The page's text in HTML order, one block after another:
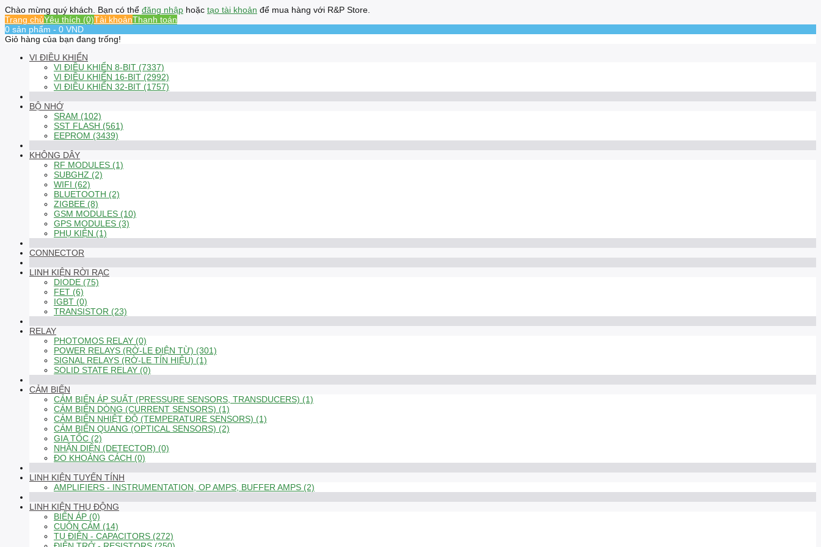
Chào mừng quý khách. Bạn có thể đăng nhập hoặc tạo tài khoản để mua hàng với R&P Store.
Trang chủYêu thích (0)Tài khoảnThanh toán
0 sản phẩm - 0 VND
Giỏ hàng của bạn đang trống!
VI ĐIỀU KHIỂN
VI ĐIỀU KHIỂN 8-BIT (7337)
VI ĐIỀU KHIỂN 16-BIT (2992)
VI ĐIỀU KHIỂN 32-BIT (1757)
BỘ NHỚ
SRAM (102)
SST FLASH (561)
EEPROM (3439)
KHÔNG DÂY
RF MODULES (1)
SUBGHZ (2)
WIFI (62)
BLUETOOTH (2)
ZIGBEE (8)
GSM MODULES (10)
GPS MODULES (3)
PHỤ KIỆN (1)
CONNECTOR
LINH KIỆN RỜI RẠC
DIODE (75)
FET (6)
IGBT (0)
TRANSISTOR (23)
RELAY
PHOTOMOS RELAY (0)
POWER RELAYS (RỜ-LE ĐIỆN TỪ) (301)
SIGNAL RELAYS (RỜ-LE TÍN HIỆU) (1)
SOLID STATE RELAY (0)
CẢM BIẾN
CẢM BIẾN ÁP SUẤT (PRESSURE SENSORS, TRANSDUCERS) (1)
CẢM BIẾN DÒNG (CURRENT SENSORS) (1)
CẢM BIẾN NHIỆT ĐỘ (TEMPERATURE SENSORS) (1)
CẢM BIẾN QUANG (OPTICAL SENSORS) (2)
GIA TỐC (2)
NHẬN DIỆN (DETECTOR) (0)
ĐO KHOẢNG CÁCH (0)
LINH KIỆN TUYẾN TÍNH
AMPLIFIERS - INSTRUMENTATION, OP AMPS, BUFFER AMPS (2)
LINH KIỆN THỤ ĐỘNG
BIẾN ÁP (0)
CUỘN CẢM (14)
TỤ ĐIỆN - CAPACITORS (272)